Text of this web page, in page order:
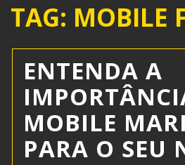
TAG: MOBILE
ENTENDA A
MOBILE
PARA O SEU